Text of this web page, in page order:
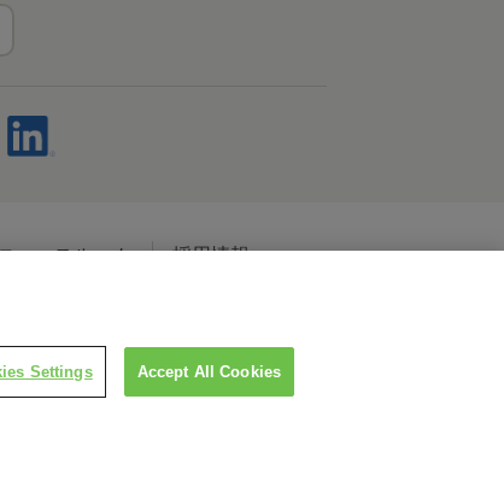
ュースルーム 採用情報
Settings Accept All Cookies